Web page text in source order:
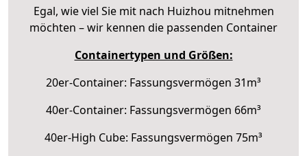
Egal, wie viel Sie mit nach Huizhou mitnehmen
möchten – wir kennen die passenden Container
Containertypen und Größen:
20er-Container: Fassungsvermögen 31m³
40er-Container: Fassungsvermögen 66m³
40er-High Cube: Fassungsvermögen 75m³